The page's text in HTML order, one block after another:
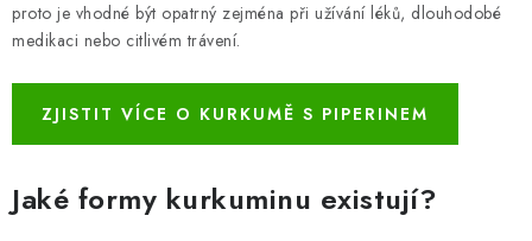
proto je vhodné být opatrný zejména při užívání léků, dlouhodobé
medikaci nebo citlivém trávení.
ZJISTIT VÍCE O KURKUMĚ S PIPERINEM
Jaké formy kurkuminu existují?